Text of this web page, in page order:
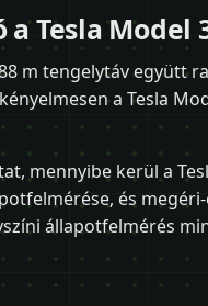
Tesla Model
m tengelytáv együtt
a Tesla
mennyibe kerül a
és
állapotfelmérés